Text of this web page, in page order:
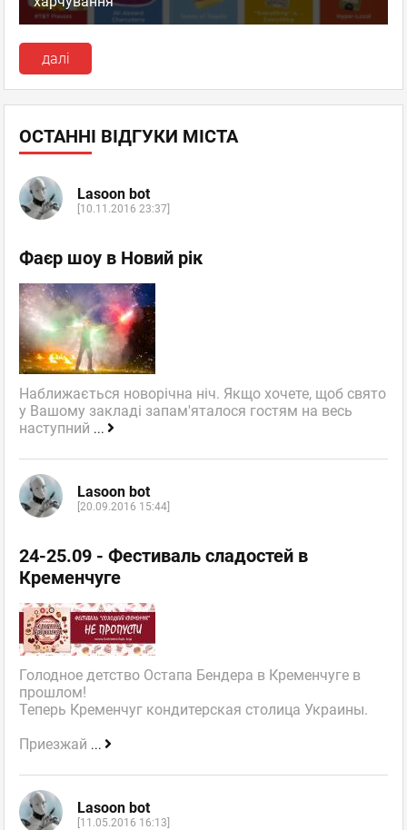
далі
ОСТАННІ ВІДГУКИ МІСТА
Lasoon bot
[10.11.2016 23:37]
Фаєр шоу в Новий рік
Наближається новорічна ніч. Якщо хочете, щоб свято
у Вашому закладі запам'яталося гостям на весь
наступний ...
Lasoon bot
[20.09.2016 15:44]
24-25.09 - Фестиваль сладостей в
Кременчуге
Голодное детство Остапа Бендера в Кременчуге в
прошлом!
Теперь Кременчуг кондитерская столица Украины.
Приезжай ...
Lasoon bot
[11.05.2016 16:13]